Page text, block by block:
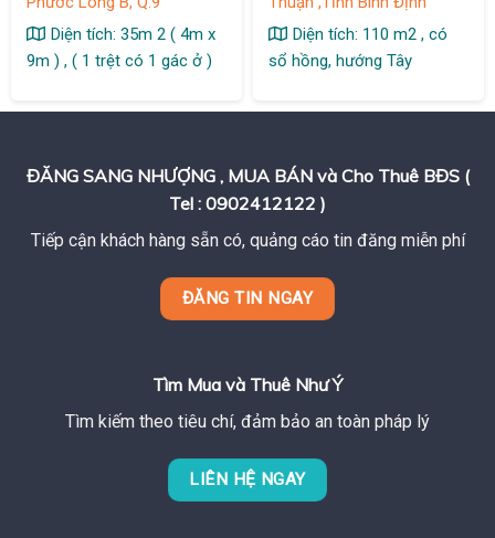
Diện tích: 35m 2 ( 4m x
9m ) , ( 1 trệt có 1 gác ở )
Diện tích: 110 m2 , có
sổ hồng, hướng Tây
ĐĂNG SANG NHƯỢNG , MUA BÁN và Cho Thuê BĐS (
Tel : 0902412122 )
Tiếp cận khách hàng sẵn có, quảng cáo tin đăng miễn phí
ĐĂNG TIN NGAY
Tìm Mua và Thuê Như Ý
Tìm kiếm theo tiêu chí, đảm bảo an toàn pháp lý
LIÊN HỆ NGAY